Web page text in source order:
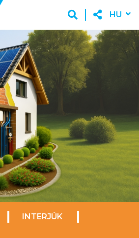
HU
INTERJÚK